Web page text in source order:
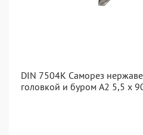
DIN 7504K Саморез
головкой и буром A2 5,5 x